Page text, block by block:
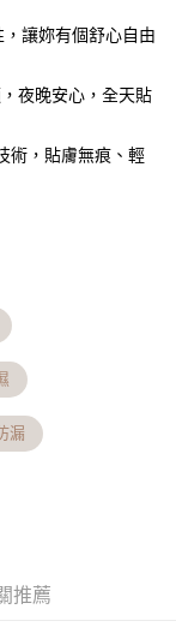
商業銀行
無須另外申請。
跳轉到大哥付的交易
日，確認付款後即完
結算日後寄送繳費提
直營門市／銀行轉
公司）所提供，讓
店將買賣／分期付款
帳款。
userRule
。
，可透過四大超商／
成。
，需透過AFTEE先享
額 (1點等於1元)。
狀態為主。※
讓妳有個舒心自由
夜晚安心，全天貼
術，貼膚無痕、輕
漏
推薦